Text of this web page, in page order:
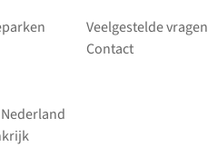
Veelgestelde vragen
Contact